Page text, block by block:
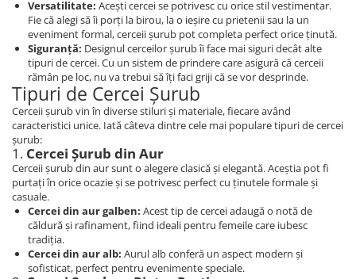
Versatilitate: Acești cercei se potrivesc cu orice stil vestimentar.
Fie că alegi să îi porți la birou, la o ieșire cu prietenii sau la un
eveniment formal, cerceii șurub pot completa perfect orice ținută.
Siguranță: Designul cerceilor șurub îi face mai siguri decât alte
tipuri de cercei. Cu un sistem de prindere care asigură că cerceii
rămân pe loc, nu va trebui să îți faci griji că se vor desprinde.
Tipuri de Cercei Șurub
Cerceii șurub vin în diverse stiluri și materiale, fiecare având
caracteristici unice. Iată câteva dintre cele mai populare tipuri de cercei
șurub:
1. Cercei Șurub din Aur
Cerceii șurub din aur sunt o alegere clasică și elegantă. Aceștia pot fi
purtați în orice ocazie și se potrivesc perfect cu ținutele formale și
casuale.
Cercei din aur galben: Acest tip de cercei adaugă o notă de
căldură și rafinament, fiind ideali pentru femeile care iubesc
tradiția.
Cercei din aur alb: Aurul alb conferă un aspect modern și
sofisticat, perfect pentru evenimente speciale.